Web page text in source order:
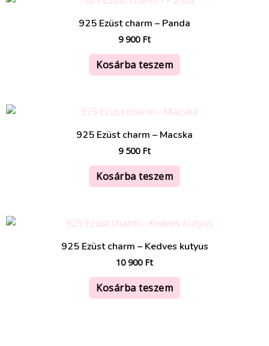
925 Ezüst charm – Panda
9 900 Ft
Kosárba teszem
925 Ezüst charm – Macska
9 500 Ft
Kosárba teszem
925 Ezüst charm – Kedves kutyus
10 900 Ft
Kosárba teszem